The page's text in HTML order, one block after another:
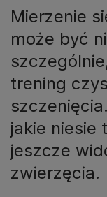
Mierzenie
może być
trening
jakie niesie
jeszcze
zwierzęcia.